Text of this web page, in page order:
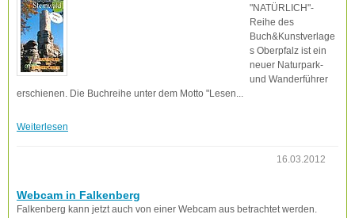
"NATÜRLICH"-
Reihe des
Buch&Kunstverlage
s Oberpfalz ist ein
neuer Naturpark-
und Wanderführer
erschienen. Die Buchreihe unter dem Motto "Lesen...
Weiterlesen
16.03.2012
Webcam in Falkenberg
Falkenberg kann jetzt auch von einer Webcam aus betrachtet werden.